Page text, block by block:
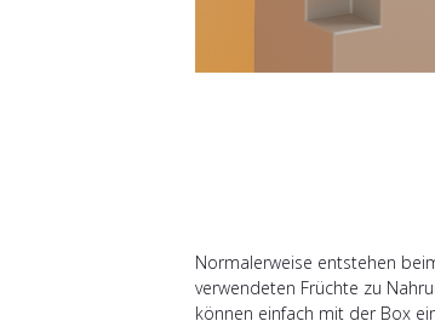
Normalerweise entstehen
verwendeten Früchte zu
können einfach mit der Box